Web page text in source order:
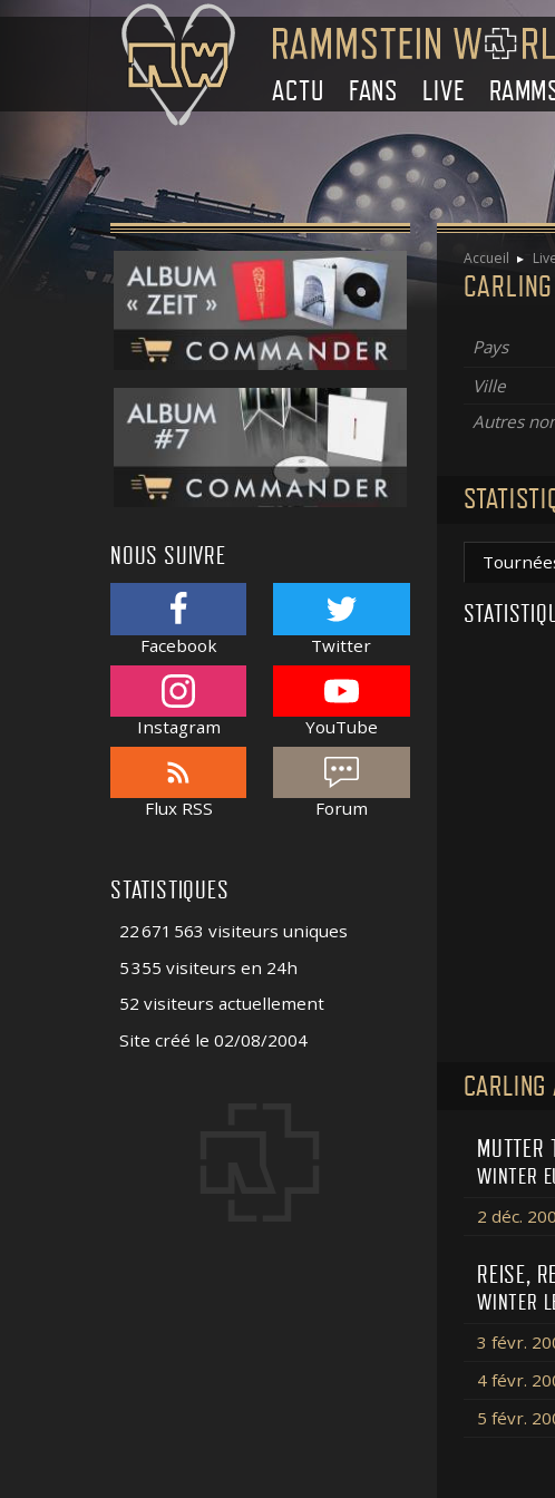
ACTU FANS LIVE
Accueil
Pays
Ville
Autres
WINTER
2 déc.
REISE,
WINTER
3 févr.
4 févr.
5 févr.
NOUS SUIVRE
Facebook Twitter
Instagram YouTube
Flux RSS Forum
STATISTIQUES
22 671 563 visiteurs uniques
5 355 visiteurs en 24h
52 visiteurs actuellement
Site créé le 02/08/2004